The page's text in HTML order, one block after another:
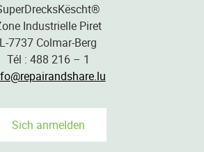
Industrielle Piret
L-7737 Colmar-Berg
Tél : 488 216 – 1
Sich anmelden